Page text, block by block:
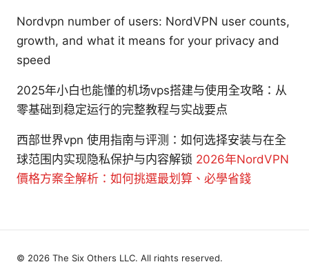
Nordvpn number of users: NordVPN user counts,
growth, and what it means for your privacy and
speed
2025年小白也能懂的机场vps搭建与使用全攻略：从
零基础到稳定运行的完整教程与实战要点
西部世界vpn 使用指南与评测：如何选择安装与在全
球范围内实现隐私保护与内容解锁 2026年NordVPN
價格方案全解析：如何挑選最划算、必學省錢
© 2026 The Six Others LLC. All rights reserved.